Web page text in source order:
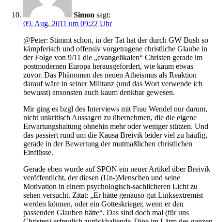
Simon sagt:
09. Aug. 2011 um 09:22 Uhr
@Peter: Stimmt schon, in der Tat hat der durch GW Bush so
kämpferisch und offensiv vorgetragene christliche Glaube in
der Folge von 9/11 die „evangelikalen“ Christen gerade im
postmodernen Europa herausgefordert, wie kaum etwas
zuvor. Das Phänomen des neuen Atheismus als Reaktion
darauf wäre in seiner Militanz (und das Wort verwende ich
bewusst) ansonsten auch kaum denkbar gewesen.
Mir ging es bzgl des Interviews mit Frau Wendel nur darum,
nicht unkritisch Aussagen zu übernehmen, die die eigene
Erwartungshaltung ohnehin mehr oder weniger stützen. Und
das passiert rund um die Kausa Breivik leider viel zu häufig,
gerade in der Bewertung der mutmaßlichen christlichen
Einflüsse.
Gerade eben wurde auf SPON ein neuer Artikel über Breivik
veröffentlicht, der diesen (Un-)Menschen und seine
Motivation in einem psychologisch-sachlicheren Licht zu
sehen versucht. Zitat: „Er hätte genauso gut Linksextremist
werden können, oder ein Gotteskrieger, wenn er den
passenden Glauben hätte“. Das sind doch mal (für uns